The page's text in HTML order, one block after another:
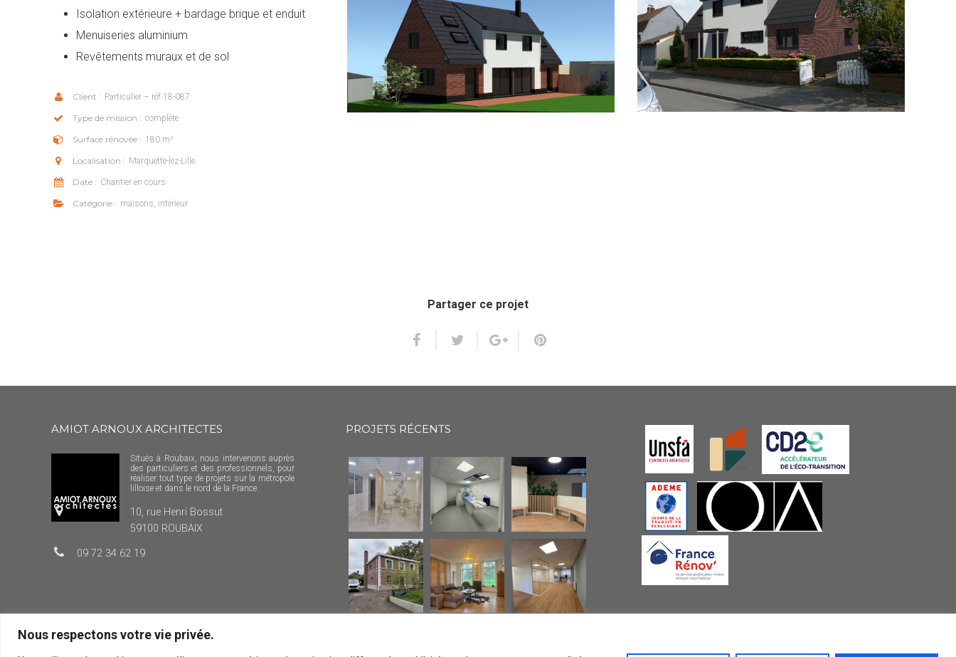
Nous respectons votre vie privée.
Isolation extérieure + bardage brique et enduit
Menuiseries aluminium
Revêtements muraux et de sol
Client : Particulier – réf 18-087
Type de mission : complète
Surface rénovée : 180 m²
Localisation : Marquette-lez-Lille
Date : Chantier en cours
Catégorie : maisons, intérieur
Partager ce projet
AMIOT ARNOUX ARCHITECTES
Situés à Roubaix, nous intervenons auprès
des particuliers et des professionnels, pour
réaliser tout type de projets sur la métropole
lilloise et dans le nord de la France.
10, rue Henri Bossut
59100 ROUBAIX
09 72 34 62 19
PROJETS RÉCENTS